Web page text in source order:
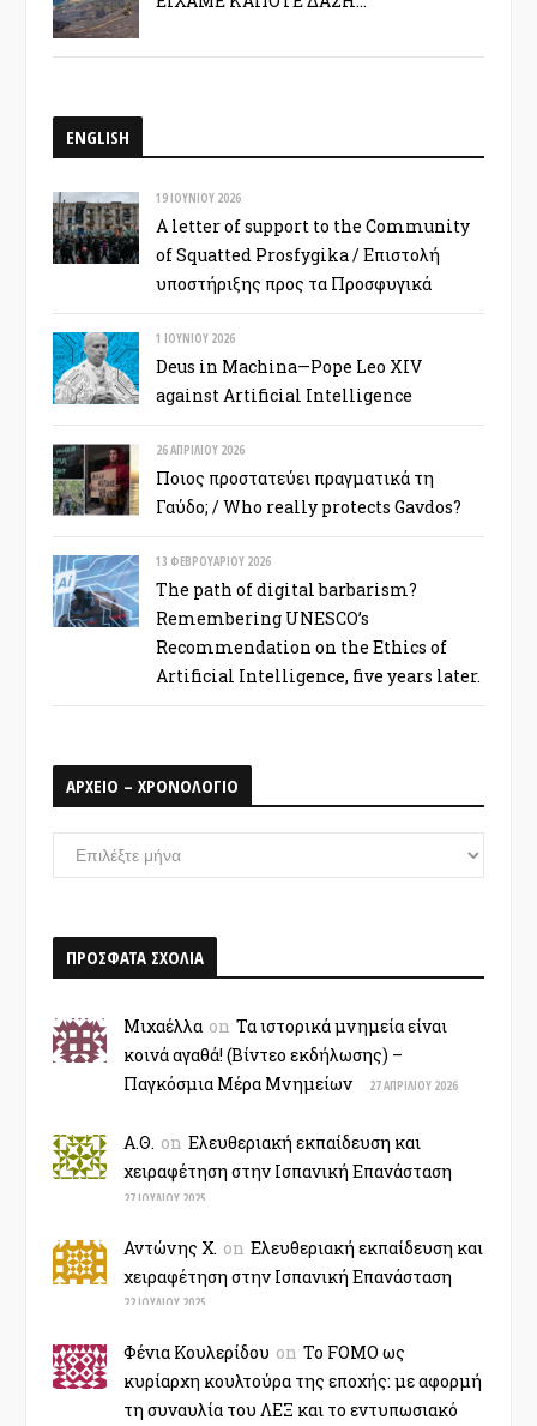
ENGLISH
19 ΙΟΥΝΊΟΥ 2026
A letter of support to the Community
of Squatted Prosfygika / Επιστολή
υποστήριξης προς τα Προσφυγικά
1 ΙΟΥΝΊΟΥ 2026
Deus in Machina—Pope Leo XIV
against Artificial Intelligence
26 ΑΠΡΙΛΊΟΥ 2026
Ποιος προστατεύει πραγματικά τη
Γαύδο; / Who really protects Gavdos?
13 ΦΕΒΡΟΥΑΡΊΟΥ 2026
The path of digital barbarism?
Remembering UNESCO’s
Recommendation on the Ethics of
Artificial Intelligence, five years later.
ΑΡΧΕΙΟ – ΧΡΟΝΟΛΟΓΙΟ
ΑΡΧΕΙΟ
–
ΠΡΟΣΦΑΤΑ ΣΧΟΛΙΑ
Μιχαέλλα on Τα ιστορικά μνημεία είναι
κοινά αγαθά! (Βίντεο εκδήλωσης) –
Παγκόσμια Μέρα Μνημείων
27 ΑΠΡΙΛΊΟΥ 2026
Α.Θ. on Ελευθεριακή εκπαίδευση και
χειραφέτηση στην Ισπανική Επανάσταση
27 ΙΟΥΛΊΟΥ 2025
Αντώνης Χ. on Ελευθεριακή εκπαίδευση και
χειραφέτηση στην Ισπανική Επανάσταση
22 ΙΟΥΛΊΟΥ 2025
Φένια Κουλερίδου on Το FOMO ως
κυρίαρχη κουλτούρα της εποχής: με αφορμή
τη συναυλία του ΛΕΞ και το εντυπωσιακό